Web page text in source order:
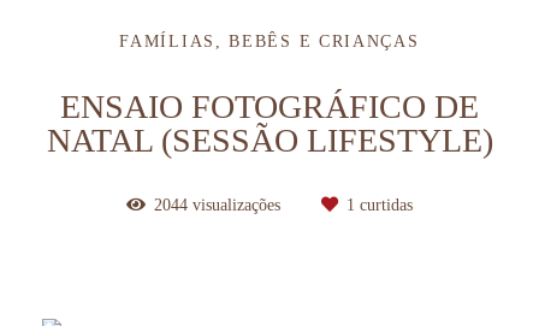
FAMÍLIAS, BEBÊS E CRIANÇAS
ENSAIO FOTOGRÁFICO DE
NATAL (SESSÃO LIFESTYLE)
2044 visualizações 1 curtidas